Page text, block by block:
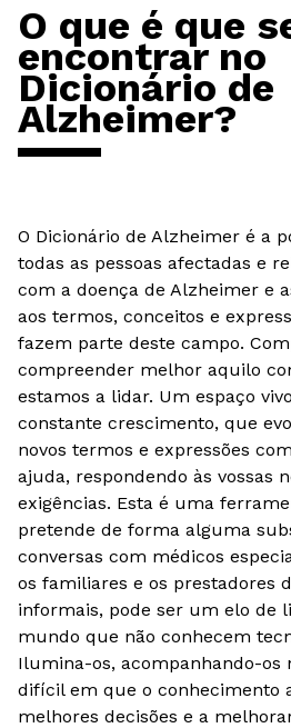
O que é que
encontrar no
Dicionário de
Alzheimer?
O Dicionário de Alzheimer é a
todas as pessoas afectadas e
com a doença de Alzheimer e
aos termos, conceitos e
fazem parte deste campo.
compreender melhor aquilo
estamos a lidar. Um espaço
constante crescimento, que
novos termos e expressões
ajuda, respondendo às vossas
exigências. Esta é uma
pretende de forma alguma
conversas com médicos
os familiares e os prestadores
informais, pode ser um elo de
mundo que não conhecem
Ilumina-os, acompanhando-os
difícil em que o conhecimento
melhores decisões e a